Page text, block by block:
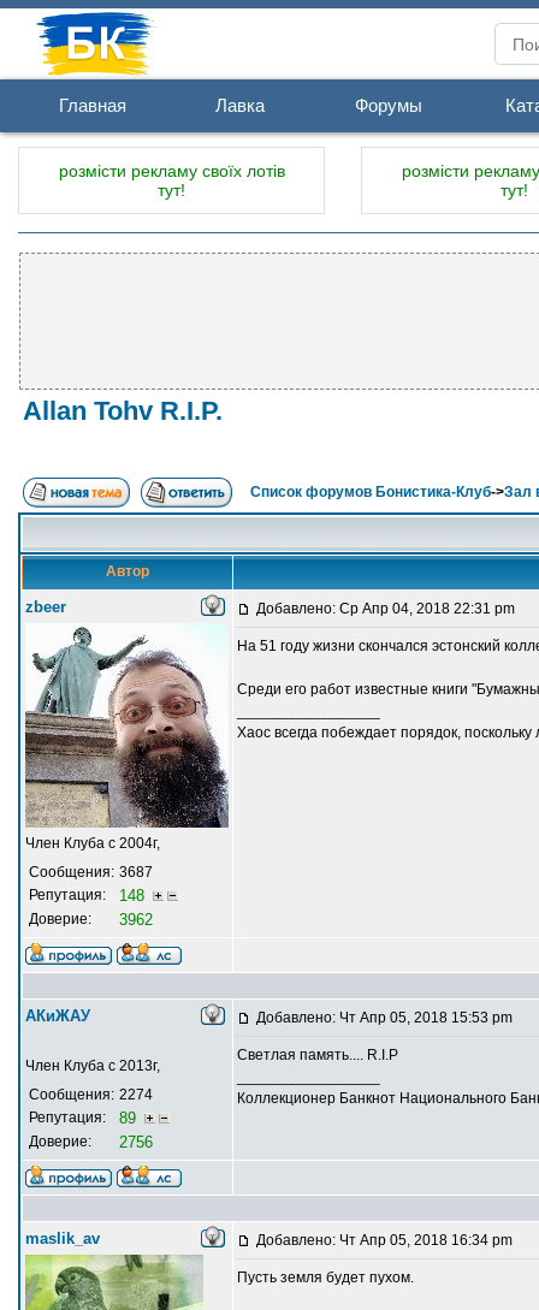
Главная Лавка Форумы
розмісти рекламу своїх лотів
тут!
розмісти
тут!
Allan Tohv R.I.P.
Список форумов Бонистика-Клуб->Зал
Автор
zbeer
Член Клуба с 2004г,
Сообщения: 3687
Репутация:
148
Доверие: 3962
Добавлено: Ср Апр 04, 2018 22:31 pm
На 51 году жизни скончался эстонский
Среди его работ известные книги
Хаос всегда побеждает порядок,
АКиЖАУ
Член Клуба с 2013г,
Сообщения: 2274
Репутация:
89
Доверие: 2756
Добавлено: Чт Апр 05, 2018 15:53 pm
Светлая память.... R.I.P
Коллекционер Банкнот Национального
maslik_av Добавлено: Чт Апр 05, 2018 16:34 pm
Пусть земля будет пухом.